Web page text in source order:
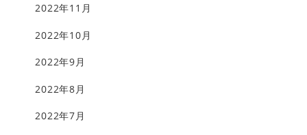
2022年11月
2022年10月
2022年9月
2022年8月
2022年7月